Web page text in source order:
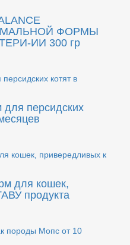
ФОРМЫ
ИИ 300 гр
персидских
для кошек,
продукта